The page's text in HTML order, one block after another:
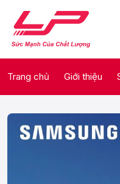
Trang chủ Giới thiệu